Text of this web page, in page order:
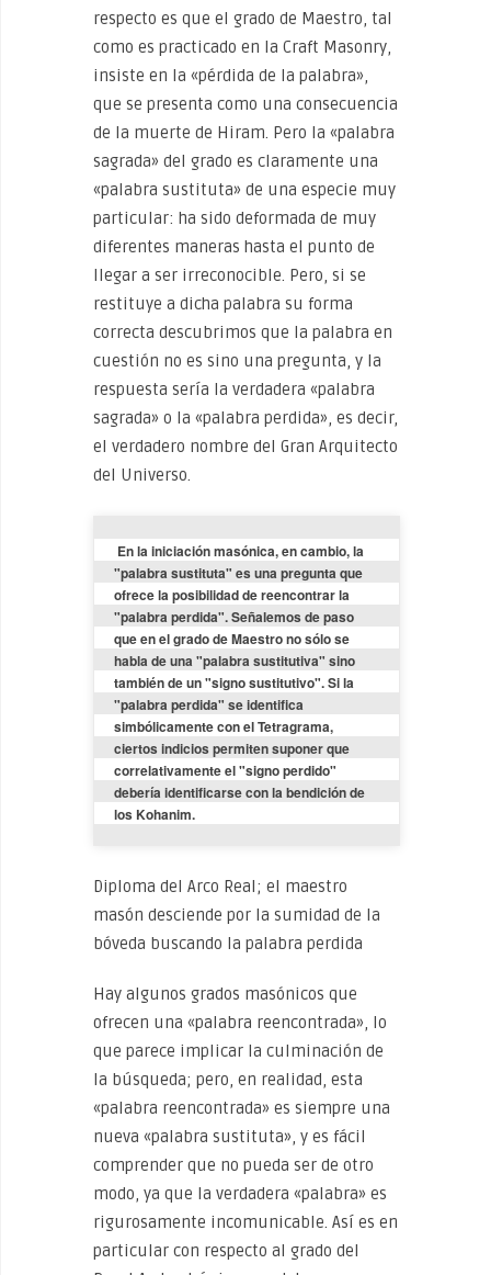
respecto es que el grado de Maestro, tal
como es practicado en la Craft Masonry,
insiste en la «pérdida de la palabra»,
que se presenta como una consecuencia
de la muerte de Hiram. Pero la «palabra
sagrada» del grado es claramente una
«palabra sustituta» de una especie muy
particular: ha sido deformada de muy
diferentes maneras hasta el punto de
llegar a ser irreconocible. Pero, si se
restituye a dicha palabra su forma
correcta descubrimos que la palabra en
cuestión no es sino una pregunta, y la
respuesta sería la verdadera «palabra
sagrada» o la «palabra perdida», es decir,
el verdadero nombre del Gran Arquitecto
del Universo.
"palabra sustituta" es una pregunta que
ofrece la posibilidad de reencontrar la
"palabra perdida". Señalemos de paso
que en el grado de Maestro no sólo se
habla de una "palabra sustitutiva" sino
también de un "signo sustitutivo". Si la
"palabra perdida" se identifica
simbólicamente con el Tetragrama,
ciertos indicios permiten suponer que
correlativamente el "signo perdido"
debería identificarse con la bendición de
los Kohanim.
Diploma del Arco Real; el maestro
masón desciende por la sumidad de la
bóveda buscando la palabra perdida
Hay algunos grados masónicos que
ofrecen una «palabra reencontrada», lo
que parece implicar la culminación de
la búsqueda; pero, en realidad, esta
«palabra reencontrada» es siempre una
nueva «palabra sustituta», y es fácil
comprender que no pueda ser de otro
modo, ya que la verdadera «palabra» es
rigurosamente incomunicable. Así es en
particular con respecto al grado del